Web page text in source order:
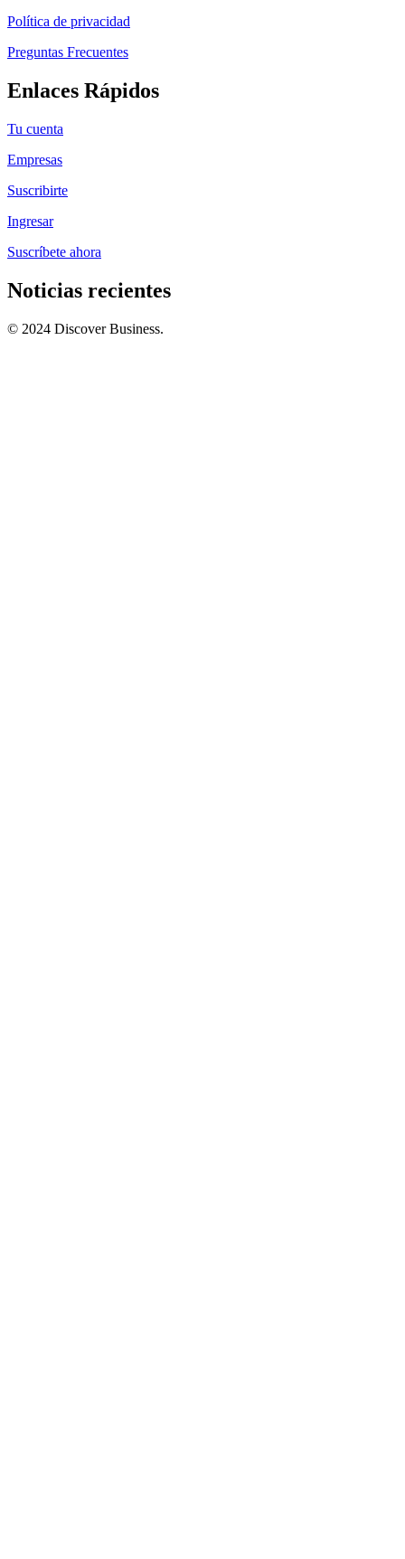
Política de privacidad
Preguntas Frecuentes
Enlaces Rápidos
Tu cuenta
Empresas
Suscribirte
Ingresar
Suscríbete ahora
Noticias recientes
© 2024 Discover Business.